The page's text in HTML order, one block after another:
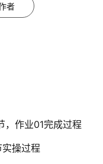
者
，作业01完成过程
操过程